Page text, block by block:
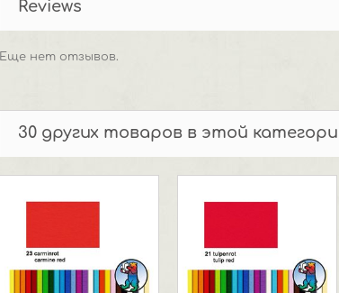
Reviews
Еще нет отзывов.
30 других товаров в этой